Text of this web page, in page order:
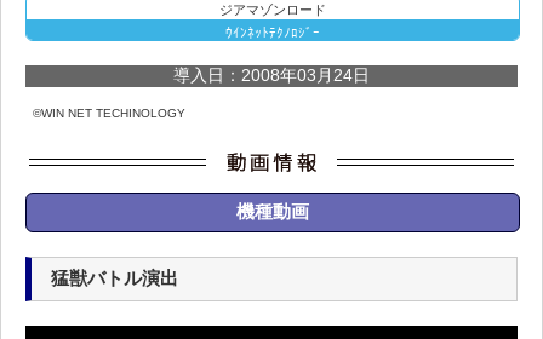
ジアマゾンロード
ｳｲﾝﾈｯﾄﾃｸﾉﾛｼﾞｰ
導入日：2008年03月24日
©WIN NET TECHINOLOGY
機種動画
猛獣バトル演出